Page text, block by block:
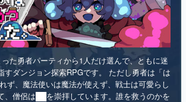
った勇者パーティから1人だけ選んで、ともに迷
すダンジョン探索RPGです。 ただし勇者は「は
ず、魔法使いは魔法が使えず、戦士は可愛らし
、僧侶は██を崇拝しています。誰を救うのかを